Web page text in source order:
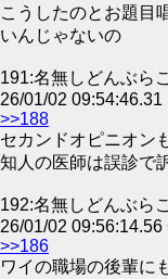
こうしたのとお題目
いんじゃないの
191:名無しどんぶらこ
26/01/02
>>188
セカンドオピニオン
知人の医師は誤診で
192:名無しどんぶらこ
26/01/02
>>186
ワイの職場の後輩に